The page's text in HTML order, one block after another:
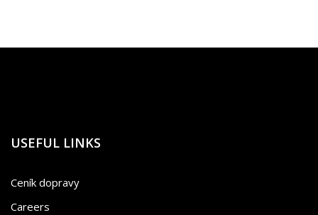
USEFUL LINKS
Ceník dopravy
Careers